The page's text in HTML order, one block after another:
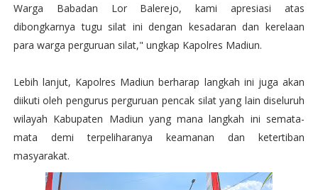
Warga Babadan Lor Balerejo, kami apresiasi atas
dibongkarnya tugu silat ini dengan kesadaran dan kerelaan
para warga perguruan silat," ungkap Kapolres Madiun.
Lebih lanjut, Kapolres Madiun berharap langkah ini juga akan
diikuti oleh pengurus perguruan pencak silat yang lain diseluruh
wilayah Kabupaten Madiun yang mana langkah ini semata-
mata demi terpeliharanya keamanan dan ketertiban
masyarakat.